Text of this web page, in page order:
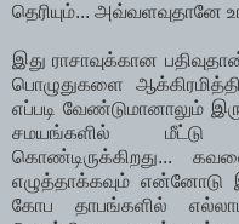
தெரியும்... அவ்வளவுதானே
இது ராசாவுக்கான
பொழுதுகளை
எப்படி வேண்டுமானாலும்
சமயங்களில் மீட்டு
கொண்டிருக்கிறது...
எழுத்தாக்கவும் என்னோடு
கோப தாபங்களில்